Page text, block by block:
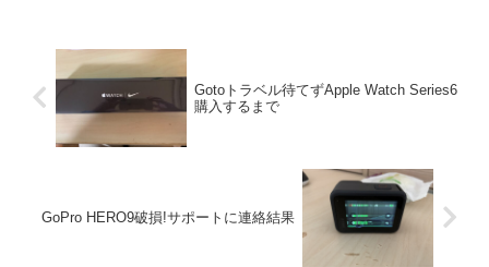
Gotoトラベル待てずApple Watch Series6
購入するまで
GoPro HERO9破損!サポートに連絡結果